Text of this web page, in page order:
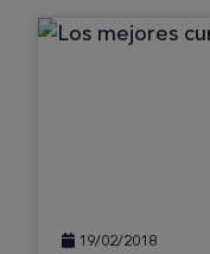
19/02/2018